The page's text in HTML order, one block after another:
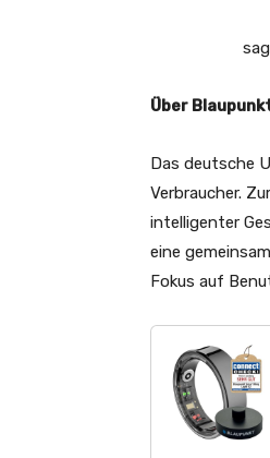
Über
Das deutsche
Verbraucher.
intelligenter
eine
Fokus auf